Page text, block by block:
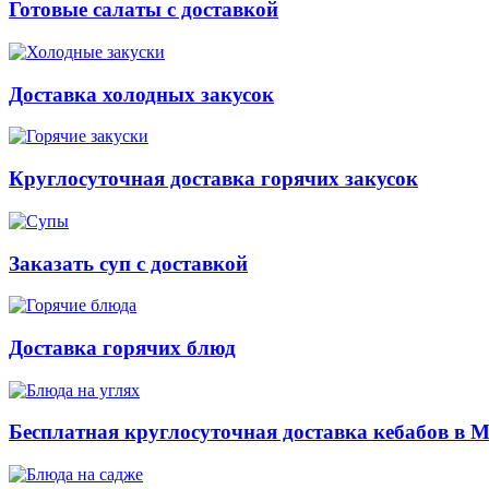
Готовые салаты с доставкой
Доставка холодных закусок
Круглосуточная доставка горячих закусок
Заказать суп с доставкой
Доставка горячих блюд
Бесплатная круглосуточная доставка кебабов в